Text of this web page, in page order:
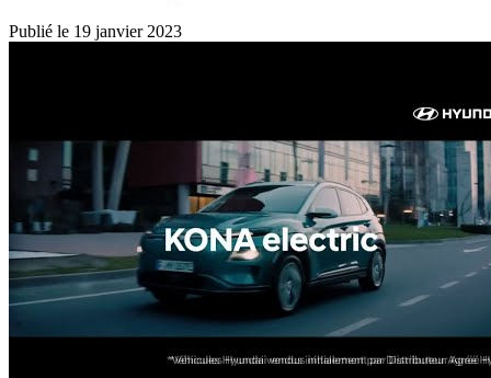
Publié le 19 janvier 2023